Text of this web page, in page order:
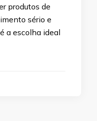
produtos de
sério e
a escolha ideal